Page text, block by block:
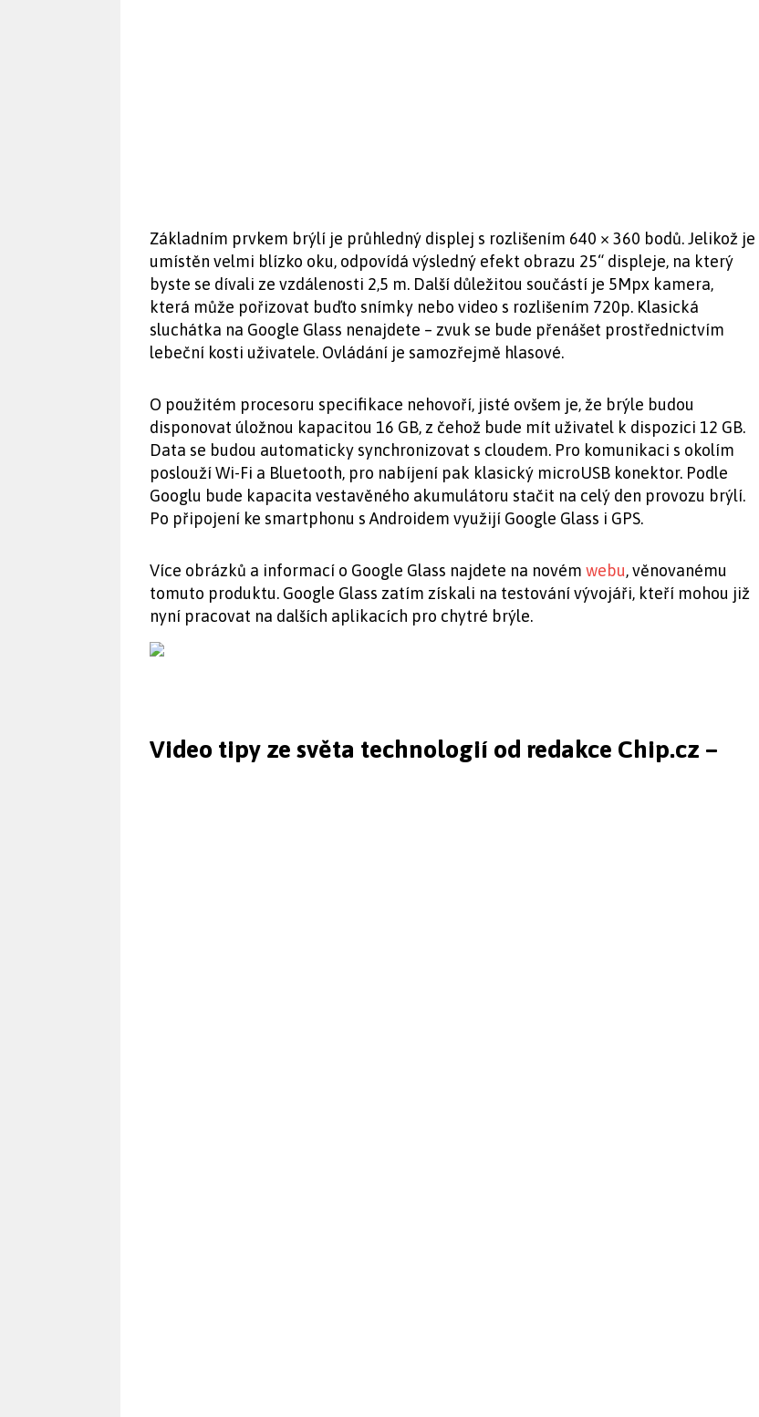
Základním prvkem brýlí je průhledný displej s rozlišením 640 × 360 bodů. Jelikož je
umístěn velmi blízko oku, odpovídá výsledný efekt obrazu 25“ displeje, na který
byste se dívali ze vzdálenosti 2,5 m. Další důležitou součástí je 5Mpx kamera,
která může pořizovat buďto snímky nebo video s rozlišením 720p. Klasická
sluchátka na Google Glass nenajdete – zvuk se bude přenášet prostřednictvím
lebeční kosti uživatele. Ovládání je samozřejmě hlasové.
O použitém procesoru specifikace nehovoří, jisté ovšem je, že brýle budou
disponovat úložnou kapacitou 16 GB, z čehož bude mít uživatel k dispozici 12 GB.
Data se budou automaticky synchronizovat s cloudem. Pro komunikaci s okolím
poslouží Wi-Fi a Bluetooth, pro nabíjení pak klasický microUSB konektor. Podle
Googlu bude kapacita vestavěného akumulátoru stačit na celý den provozu brýlí.
Po připojení ke smartphonu s Androidem využijí Google Glass i GPS.
Více obrázků a informací o Google Glass najdete na novém webu, věnovanému
tomuto produktu. Google Glass zatím získali na testování vývojáři, kteří mohou již
nyní pracovat na dalších aplikacích pro chytré brýle.
Video tipy ze světa technologií od redakce Chip.cz –